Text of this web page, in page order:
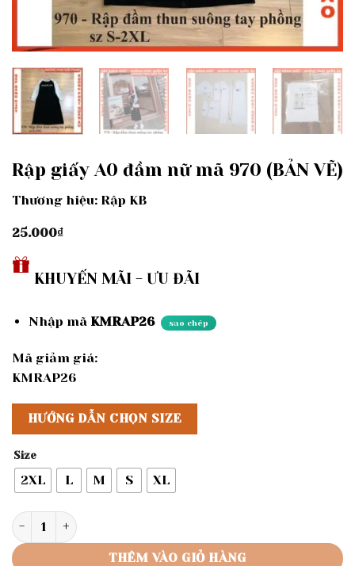
Rập giấy A0 đầm nữ mã 970 (BẢN VẼ)
Thương hiệu: Rập KB
25.000₫
KHUYẾN MÃI - ƯU ĐÃI
Nhập mã KMRAP26 sao chép
Mã giảm giá:
KMRAP26
HƯỚNG DẪN CHỌN SIZE
Size
2XL L M S XL
Rập giấy A0 đầm nữ mã 970 (BẢN VẼ) số lượng
THÊM VÀO GIỎ HÀNG